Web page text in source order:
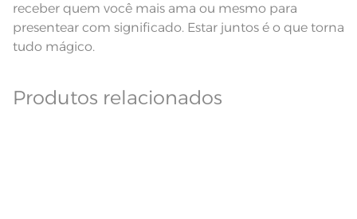
receber quem você mais ama ou mesmo para
presentear com significado. Estar juntos é o que torna
tudo mágico.
Produtos relacionados